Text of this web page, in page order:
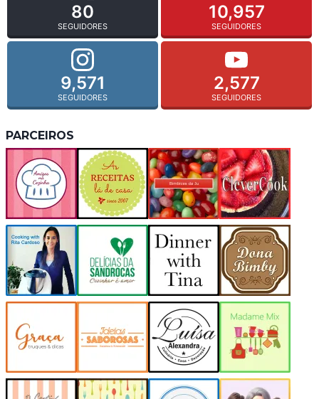
80
SEGUIDORES
10,957
SEGUIDORES
9,571
SEGUIDORES
2,577
SEGUIDORES
PARCEIROS